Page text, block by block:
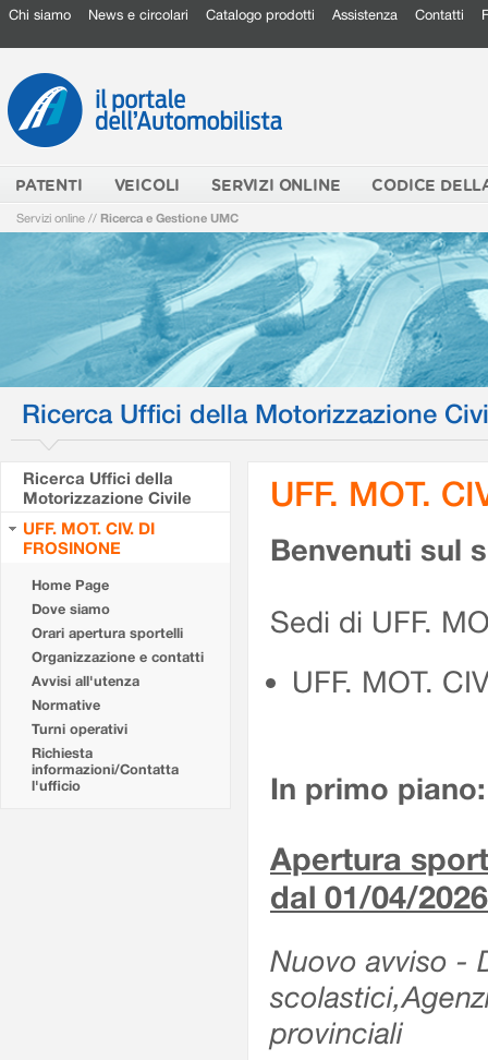
Chi siamo News e circolari Catalogo prodotti Assistenza Contatti
PATENTI VEICOLI SERVIZI ONLINE CODICE
Servizi online // Ricerca e Gestione UMC
Ricerca Uffici della Motorizzazione
Ricerca Uffici della
Motorizzazione Civile
UFF. MOT. CIV. DI
FROSINONE
Home Page
Dove siamo
Orari apertura sportelli
Organizzazione e contatti
Avvisi all'utenza
Normative
Turni operativi
Richiesta
informazioni/Contatta
l'ufficio
UFF. MOT.
Benvenuti sul
Sedi di UFF.
UFF. MOT.
In primo piano:
Apertura
dal 01/04/2026
Nuovo avviso -
provinciali